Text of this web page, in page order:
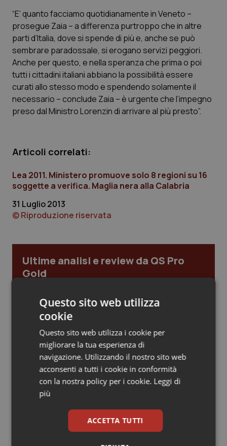
Campania
Emilia-Romagna
Friuli Venezia Giulia
Lazio
Lombardia
Marche
Molise
Provincia Autonoma di Bolzano
Puglia
Sardegna
Sicilia
Toscana
Car-T
Colesterolo & coronaropatie
Dermatite Atopica
Diabete & glucometri
Dolore
Donna & Salute
Epatiti
Infezioni & Febbre
Malattie rare
Malattia di Crohn & Rettocolite Ulcerosa
Neuroscienze & patologie neurodegenerative
Obesità
“E’ quanto facciamo quotidianamente in Veneto –
prosegue Zaia – a differenza purtroppo che in altre
parti d’Italia, dove si spende di più e, anche se può
sembrare paradossale, si erogano servizi peggiori.
Anche per questo, e nella speranza che prima o poi
tutti i cittadini italiani abbiano la possibilità essere
curati allo stesso modo e spendendo solamente il
necessario – conclude Zaia – è urgente che l’impegno
preso dal Ministro Lorenzin di arrivare al più presto”.
Articoli correlati:
Lea 2011. Ministero promuove solo 8 regioni su 16
soggette a verifica. Maglia nera alla Calabria
31 Luglio 2013
© Riproduzione riservata
Ultime analisi e review da QS Pro
Gold
Cloud sanitario: infrastrutture,
compliance, GDPR e Risk management
Gestione dell'Ipertensione resistente:
dalle Linee Guida alle terapie innovative
Questo sito web utilizza
cookie
Questo sito web utilizza i cookie per
migliorare la tua esperienza di
navigazione. Utilizzando il nostro sito web
acconsenti a tutti i cookie in conformità
con la nostra policy per i cookie. Leggi di
più
ACCETTA TUTTI